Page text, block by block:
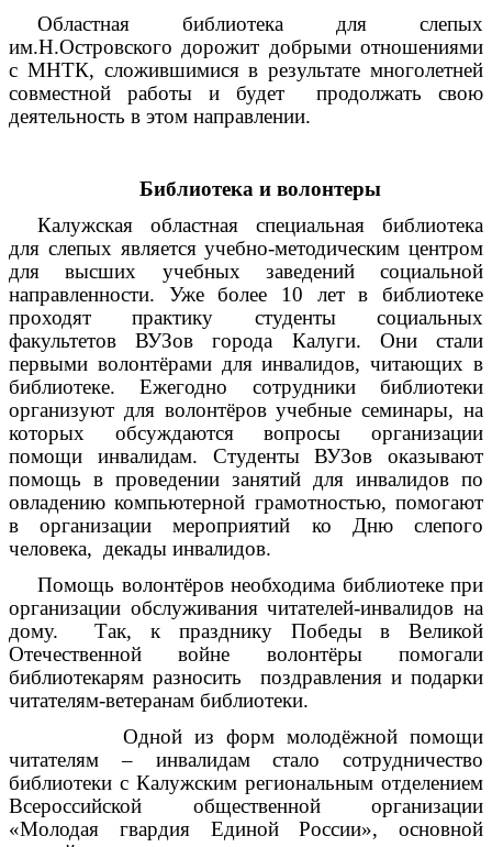
Областная библиотека для слепых
им.Н.Островского дорожит добрыми отношениями
с МНТК, сложившимися в результате многолетней
совместной работы и будет продолжать свою
деятельность в этом направлении.
Библиотека и волонтеры
Калужская областная специальная библиотека
для слепых является учебно-методическим центром
для высших учебных заведений социальной
направленности. Уже более 10 лет в библиотеке
проходят практику студенты социальных
факультетов ВУЗов города Калуги. Они стали
первыми волонтёрами для инвалидов, читающих в
библиотеке. Ежегодно сотрудники библиотеки
организуют для волонтёров учебные семинары, на
которых обсуждаются вопросы организации
помощи инвалидам. Студенты ВУЗов оказывают
помощь в проведении занятий для инвалидов по
овладению компьютерной грамотностью, помогают
в организации мероприятий ко Дню слепого
человека, декады инвалидов.
Помощь волонтёров необходима библиотеке при
организации обслуживания читателей-инвалидов на
дому. Так, к празднику Победы в Великой
Отечественной войне волонтёры помогали
библиотекарям разносить поздравления и подарки
читателям-ветеранам библиотеки.
Одной из форм молодёжной помощи
читателям – инвалидам стало сотрудничество
библиотеки с Калужским региональным отделением
Всероссийской общественной организации
«Молодая гвардия Единой России», основной